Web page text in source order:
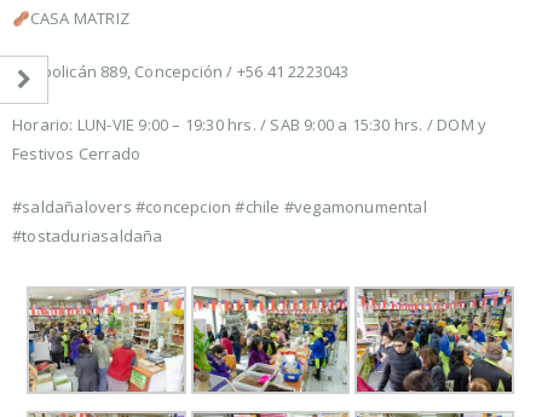
CASA MATRIZ
Caupolicán 889, Concepción / +56 41 2223043
Horario: LUN-VIE 9:00 – 19:30 hrs. / SAB 9:00 a 15:30 hrs. / DOM y
Festivos Cerrado
#saldañalovers #concepcion #chile #vegamonumental
#tostaduriasaldaña